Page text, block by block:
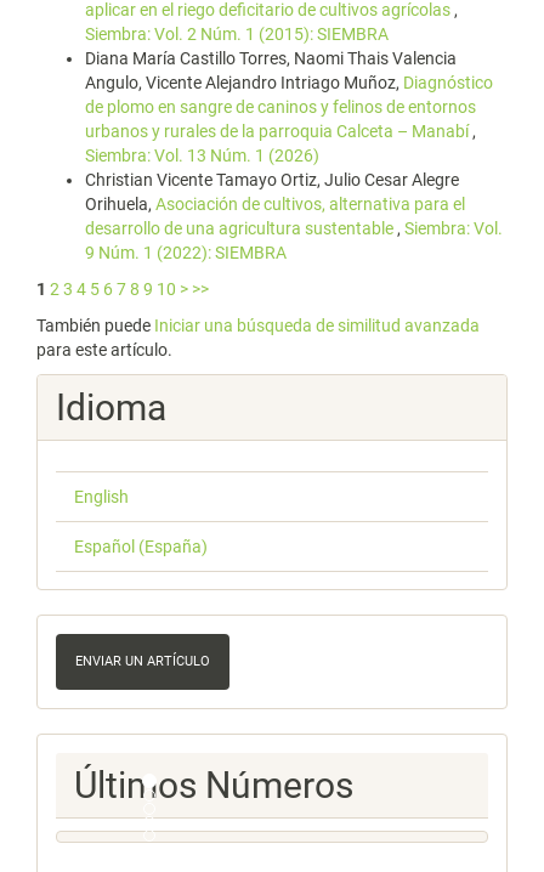
aplicar en el riego deficitario de cultivos agrícolas,
Siembra: Vol. 2 Núm. 1 (2015): SIEMBRA
Diana María Castillo Torres, Naomi Thais Valencia
Angulo, Vicente Alejandro Intriago Muñoz, Diagnóstico
de plomo en sangre de caninos y felinos de entornos
urbanos y rurales de la parroquia Calceta – Manabí,
Siembra: Vol. 13 Núm. 1 (2026)
Christian Vicente Tamayo Ortiz, Julio Cesar Alegre
Orihuela, Asociación de cultivos, alternativa para el
desarrollo de una agricultura sustentable, Siembra: Vol.
9 Núm. 1 (2022): SIEMBRA
1 23 4 5 678 9 10 > >>
También puede Iniciar una búsqueda de similitud avanzada
para este artículo.
Idioma
English
Español (España)
Enviar
un
artículo
ENVIAR UN ARTÍCULO
Ultimos
Numeros
Últimos Números